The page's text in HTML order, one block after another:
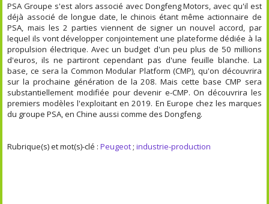
PSA Groupe s'est alors associé avec Dongfeng Motors, avec qu'il est
déjà associé de longue date, le chinois étant même actionnaire de
PSA, mais les 2 parties viennent de signer un nouvel accord, par
lequel ils vont développer conjointement une plateforme dédiée à la
propulsion électrique. Avec un budget d'un peu plus de 50 millions
d'euros, ils ne partiront cependant pas d'une feuille blanche. La
base, ce sera la Common Modular Platform (CMP), qu'on découvrira
sur la prochaine génération de la 208. Mais cette base CMP sera
substantiellement modifiée pour devenir e-CMP. On découvrira les
premiers modèles l'exploitant en 2019. En Europe chez les marques
du groupe PSA, en Chine aussi comme des Dongfeng.
Rubrique(s) et mot(s)-clé :Peugeot;industrie-production